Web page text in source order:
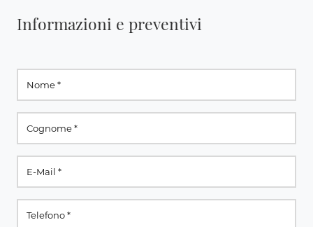
Informazioni e preventivi